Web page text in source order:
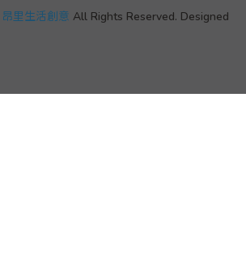
里生活創意 All Rights Reserved. Designed